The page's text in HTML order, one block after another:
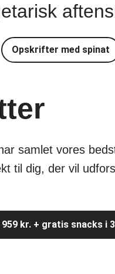
Opskrifter med spinat
samlet vores
til dig, der vil
kr. + gratis snacks i